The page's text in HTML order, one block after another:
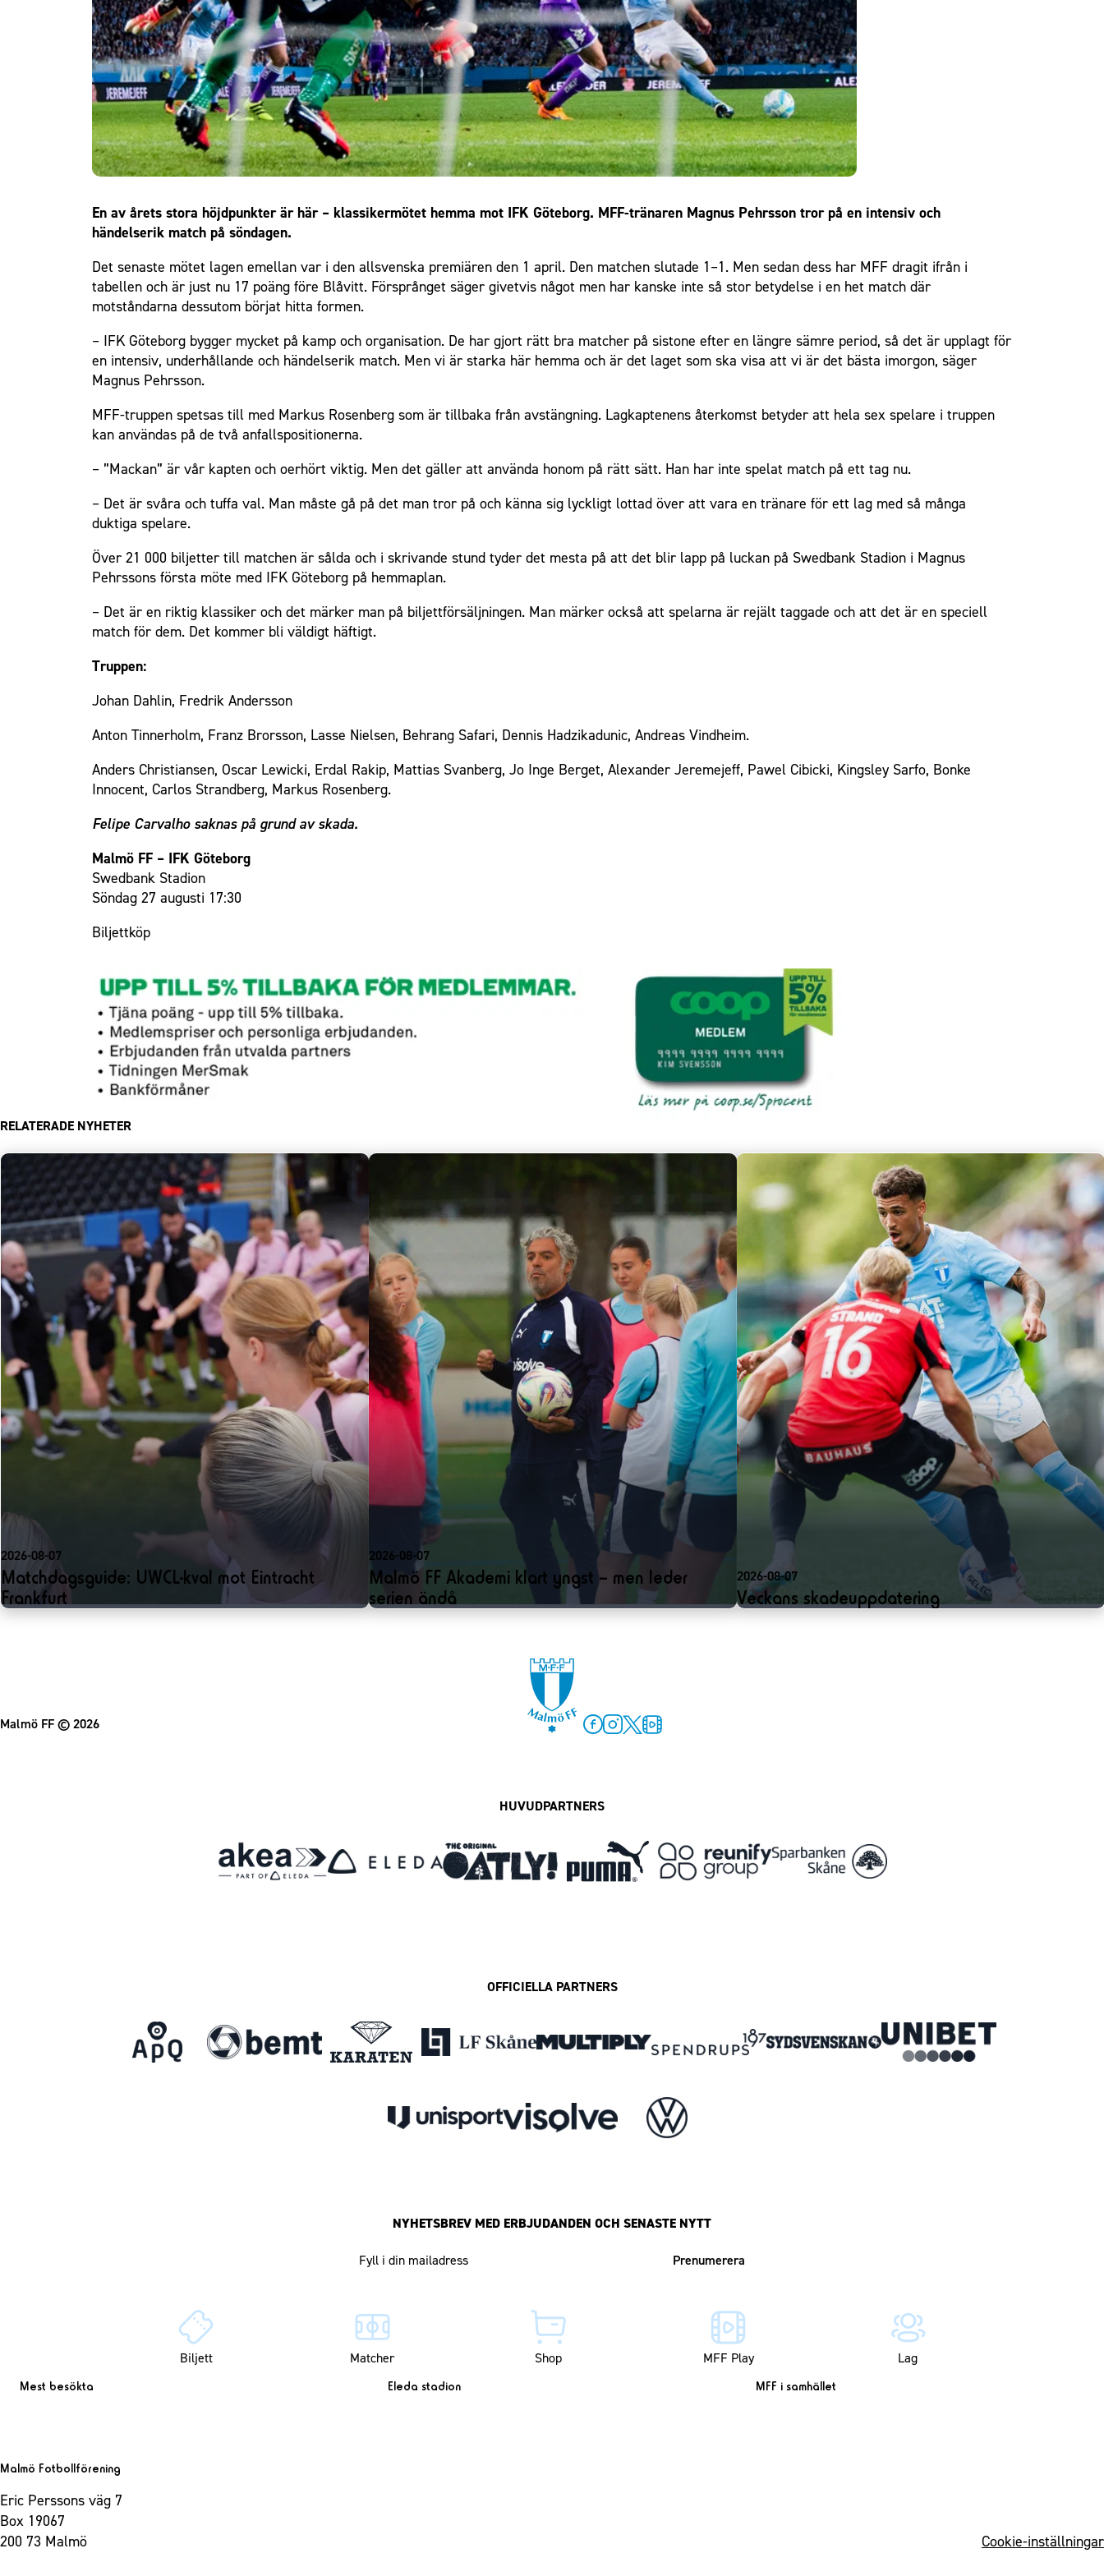
Om Malmö FF
En av årets stora höjdpunkter är här – klassikermötet hemma mot IFK Göteborg. MFF-tränaren Magnus Pehrsson tror på en intensiv och
händelserik match på söndagen.
Det senaste mötet lagen emellan var i den allsvenska premiären den 1 april. Den matchen slutade 1–1. Men sedan dess har MFF dragit ifrån i
tabellen och är just nu 17 poäng före Blåvitt. Försprånget säger givetvis något men har kanske inte så stor betydelse i en het match där
motståndarna dessutom börjat hitta formen.
– IFK Göteborg bygger mycket på kamp och organisation. De har gjort rätt bra matcher på sistone efter en längre sämre period, så det är upplagt för
en intensiv, underhållande och händelserik match. Men vi är starka här hemma och är det laget som ska visa att vi är det bästa imorgon, säger
Magnus Pehrsson.
MFF-truppen spetsas till med Markus Rosenberg som är tillbaka från avstängning. Lagkaptenens återkomst betyder att hela sex spelare i truppen
kan användas på de två anfallspositionerna.
– ”Mackan” är vår kapten och oerhört viktig. Men det gäller att använda honom på rätt sätt. Han har inte spelat match på ett tag nu.
– Det är svåra och tuffa val. Man måste gå på det man tror på och känna sig lyckligt lottad över att vara en tränare för ett lag med så många
duktiga spelare.
Över 21 000 biljetter till matchen är sålda och i skrivande stund tyder det mesta på att det blir lapp på luckan på Swedbank Stadion i Magnus
Pehrssons första möte med IFK Göteborg på hemmaplan.
– Det är en riktig klassiker och det märker man på biljettförsäljningen. Man märker också att spelarna är rejält taggade och att det är en speciell
match för dem. Det kommer bli väldigt häftigt.
Truppen:
Johan Dahlin, Fredrik Andersson
Anton Tinnerholm, Franz Brorsson, Lasse Nielsen, Behrang Safari, Dennis Hadzikadunic, Andreas Vindheim.
Anders Christiansen, Oscar Lewicki, Erdal Rakip, Mattias Svanberg, Jo Inge Berget, Alexander Jeremejeff, Pawel Cibicki, Kingsley Sarfo, Bonke
Innocent, Carlos Strandberg, Markus Rosenberg.
Felipe Carvalho saknas på grund av skada.
Malmö FF – IFK Göteborg
Swedbank Stadion
Söndag 27 augusti 17:30
Biljettköp
RELATERADE NYHETER
2026-08-07
Matchdagsguide: UWCL-kval mot Eintracht
Frankfurt
2026-08-07
Malmö FF Akademi klart yngst – men leder
serien ändå
2026-08-07
Veckans skadeuppdatering
Malmö FF© 2026
HUVUDPARTNERS
OFFICIELLA PARTNERS
NYHETSBREV MED ERBJUDANDEN OCH SENASTE NYTT
Biljett Matcher Shop MFF Play Lag
Mest besökta Eleda stadion MFF i samhället
Malmö Fotbollförening
Eric Perssons väg 7
Box 19067
200 73 Malmö
Cookie-inställningar